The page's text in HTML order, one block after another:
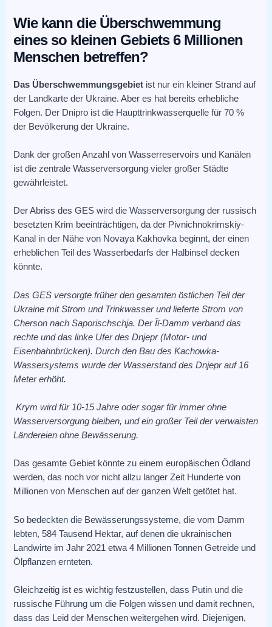
Wie kann die Überschwemmung
eines so kleinen Gebiets 6 Millionen
Menschen betreffen?
Das Überschwemmungsgebiet ist nur ein kleiner Strand auf
der Landkarte der Ukraine. Aber es hat bereits erhebliche
Folgen. Der Dnipro ist die Haupttrinkwasserquelle für 70 %
der Bevölkerung der Ukraine.
Dank der großen Anzahl von Wasserreservoirs und Kanälen
ist die zentrale Wasserversorgung vieler großer Städte
gewährleistet.
Der Abriss des GES wird die Wasserversorgung der russisch
besetzten Krim beeinträchtigen, da der Pivnichnokrimskiy-
Kanal in der Nähe von Novaya Kakhovka beginnt, der einen
erheblichen Teil des Wasserbedarfs der Halbinsel decken
könnte.
Das GES versorgte früher den gesamten östlichen Teil der
Ukraine mit Strom und Trinkwasser und lieferte Strom von
Cherson nach Saporischschja. Der Її-Damm verband das
rechte und das linke Ufer des Dnjepr (Motor- und
Eisenbahnbrücken). Durch den Bau des Kachowka-
Wassersystems wurde der Wasserstand des Dnjepr auf 16
Meter erhöht.
Krym wird für 10-15 Jahre oder sogar für immer ohne
Wasserversorgung bleiben, und ein großer Teil der verwaisten
Ländereien ohne Bewässerung.
Das gesamte Gebiet könnte zu einem europäischen Ödland
werden, das noch vor nicht allzu langer Zeit Hunderte von
Millionen von Menschen auf der ganzen Welt getötet hat.
So bedeckten die Bewässerungssysteme, die vom Damm
lebten, 584 Tausend Hektar, auf denen die ukrainischen
Landwirte im Jahr 2021 etwa 4 Millionen Tonnen Getreide und
Ölpflanzen ernteten.
Gleichzeitig ist es wichtig festzustellen, dass Putin und die
russische Führung um die Folgen wissen und damit rechnen,
dass das Leid der Menschen weitergehen wird. Diejenigen,